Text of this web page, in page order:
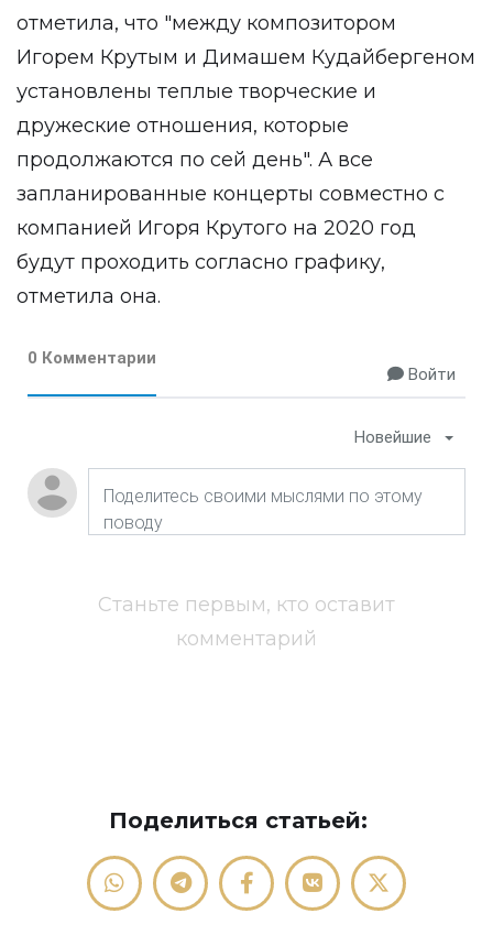
отметила, что "между композитором
Игорем Крутым и Димашем Кудайбергеном
установлены теплые творческие и
дружеские отношения, которые
продолжаются по сей день". А все
запланированные концерты совместно с
компанией Игоря Крутого на 2020 год
будут проходить согласно графику,
отметила она.
0 Комментарии
Войти
Новейшие
Станьте первым, кто оставит
комментарий
Поделиться статьей: